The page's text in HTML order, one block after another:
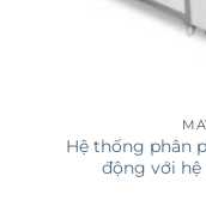
Hệ thống phân
động với